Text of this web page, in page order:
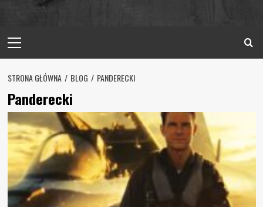
Menu
STRONA GŁÓWNA BLOG PANDERECKI
Panderecki